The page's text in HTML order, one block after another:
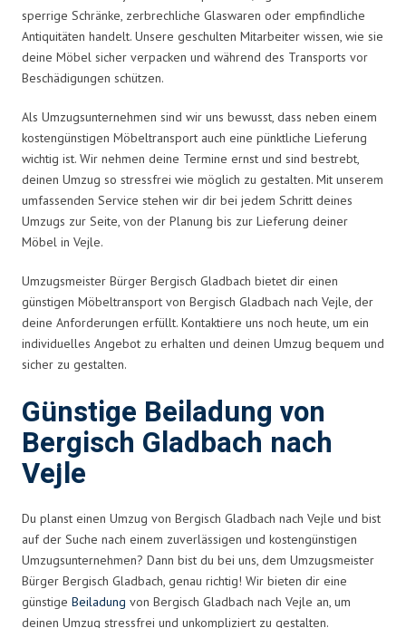
sperrige Schränke, zerbrechliche Glaswaren oder empfindliche
Antiquitäten handelt. Unsere geschulten Mitarbeiter wissen, wie sie
deine Möbel sicher verpacken und während des Transports vor
Beschädigungen schützen.
Als Umzugsunternehmen sind wir uns bewusst, dass neben einem
kostengünstigen Möbeltransport auch eine pünktliche Lieferung
wichtig ist. Wir nehmen deine Termine ernst und sind bestrebt,
deinen Umzug so stressfrei wie möglich zu gestalten. Mit unserem
umfassenden Service stehen wir dir bei jedem Schritt deines
Umzugs zur Seite, von der Planung bis zur Lieferung deiner
Möbel in Vejle.
Umzugsmeister Bürger Bergisch Gladbach bietet dir einen
günstigen Möbeltransport von Bergisch Gladbach nach Vejle, der
deine Anforderungen erfüllt. Kontaktiere uns noch heute, um ein
individuelles Angebot zu erhalten und deinen Umzug bequem und
sicher zu gestalten.
Günstige Beiladung von
Bergisch Gladbach nach
Vejle
Du planst einen Umzug von Bergisch Gladbach nach Vejle und bist
auf der Suche nach einem zuverlässigen und kostengünstigen
Umzugsunternehmen? Dann bist du bei uns, dem Umzugsmeister
Bürger Bergisch Gladbach, genau richtig! Wir bieten dir eine
günstige Beiladung von Bergisch Gladbach nach Vejle an, um
deinen Umzug stressfrei und unkompliziert zu gestalten.